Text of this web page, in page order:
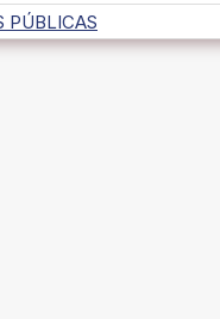
PÚBLICAS